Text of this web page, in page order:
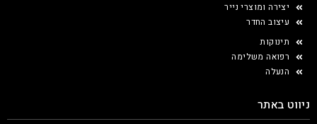
יצירה ומוצרי נייר
עיצוב החדר
תינוקות
רפואה משלימה
הנעלה
ניווט באתר